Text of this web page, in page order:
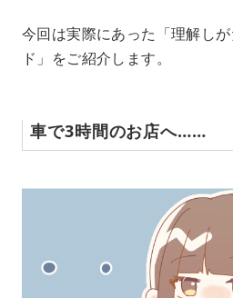
今回は実際にあった「理解し
ド」をご紹介します。
車で3時間のお店へ……